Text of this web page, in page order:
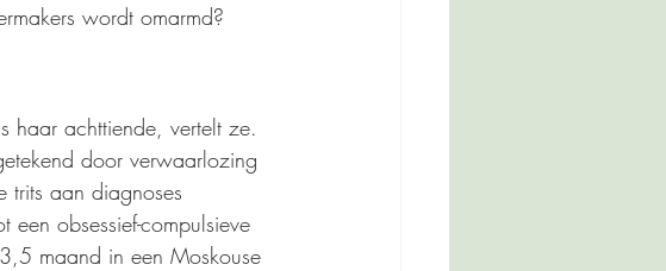
wordt omarmd?
haar achttiende, vertelt ze.
door verwaarlozing
trits aan diagnoses
obsessief-compulsieve
maand in een Moskouse